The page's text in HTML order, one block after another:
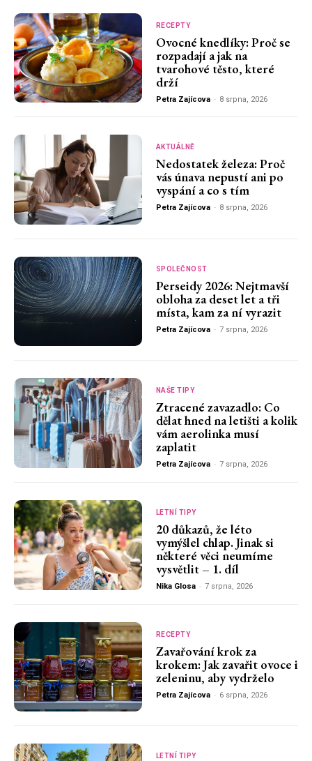
RECEPTY
Ovocné knedlíky: Proč se
rozpadají a jak na
tvarohové těsto, které
drží
Petra Zajícova - 8 srpna, 2026
AKTUÁLNĚ
Nedostatek železa: Proč
vás únava nepustí ani po
vyspání a co s tím
Petra Zajícova - 8 srpna, 2026
SPOLEČNOST
Perseidy 2026: Nejtmavší
obloha za deset let a tři
místa, kam za ní vyrazit
Petra Zajícova - 7 srpna, 2026
NAŠE TIPY
Ztracené zavazadlo: Co
dělat hned na letišti a kolik
vám aerolinka musí
zaplatit
Petra Zajícova - 7 srpna, 2026
LETNÍ TIPY
20 důkazů, že léto
vymýšlel chlap. Jinak si
některé věci neumíme
vysvětlit – 1. díl
Nika Glosa - 7 srpna, 2026
RECEPTY
Zavařování krok za
krokem: Jak zavařit ovoce i
zeleninu, aby vydrželo
Petra Zajícova - 6 srpna, 2026
LETNÍ TIPY